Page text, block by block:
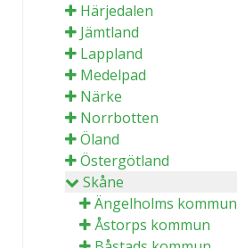
Härjedalen
Jämtland
Lappland
Medelpad
Närke
Norrbotten
Öland
Östergötland
Skåne
Ängelholms kommun
Åstorps kommun